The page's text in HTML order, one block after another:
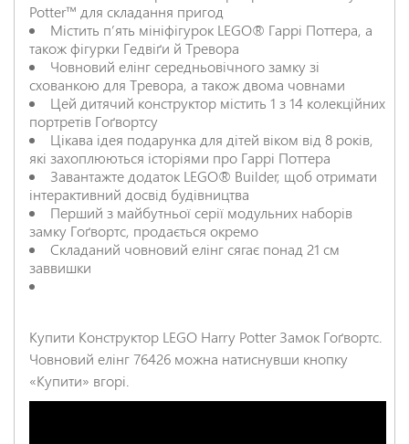
Potter™ для складання пригод
Містить пʼять мініфігурок LEGO® Гаррі Поттера, а
також фігурки Гедвіґи й Тревора
Човновий елінг середньовічного замку зі
схованкою для Тревора, а також двома човнами
Цей дитячий конструктор містить 1 з 14 колекційних
портретів Гоґвортсу
Цікава ідея подарунка для дітей віком від 8 років,
які захоплюються історіями про Гаррі Поттера
Завантажте додаток LEGO® Builder, щоб отримати
інтерактивний досвід будівництва
Перший з майбутньої серії модульних наборів
замку Гоґвортс, продається окремо
Складаний човновий елінг сягає понад 21 см
заввишки
Купити Конструктор LEGO Harry Potter Замок Гоґвортс.
Човновий елінг 76426 можна натиснувши кнопку
«Купити» вгорі.
НАДІСЛАТИ ВІДГУК